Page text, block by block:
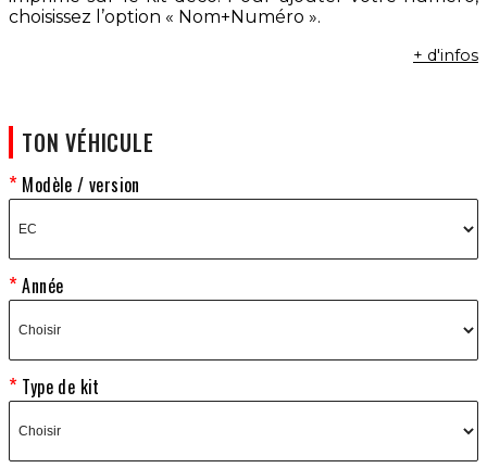
choisissez l’option « Nom+Numéro ».
+ d'infos
TON VÉHICULE
Modèle / version
Année
Type de kit